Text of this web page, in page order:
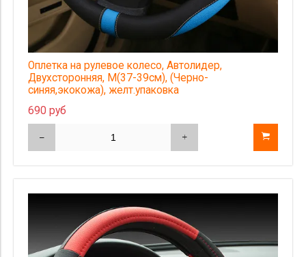
Оплетка на рулевое колесо, Автолидер,
Двухсторонняя, М(37-39см), (Черно-
синяя,экокожа), желт.упаковка
690 руб